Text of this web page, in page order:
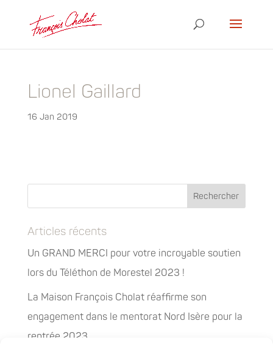
Lionel Gaillard
16 Jan 2019
Articles récents
Un GRAND MERCI pour votre incroyable soutien
lors du Téléthon de Morestel 2023 !
La Maison François Cholat réaffirme son
engagement dans le mentorat Nord Isère pour la
rentrée 2023